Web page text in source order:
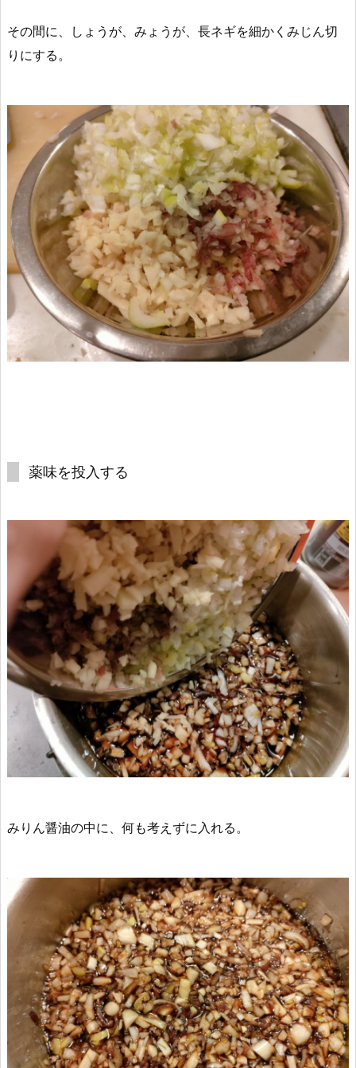
その間に、しょうが、みょうが、長ネギを細かくみじん切
りにする。
薬味を投入する
みりん醤油の中に、何も考えずに入れる。